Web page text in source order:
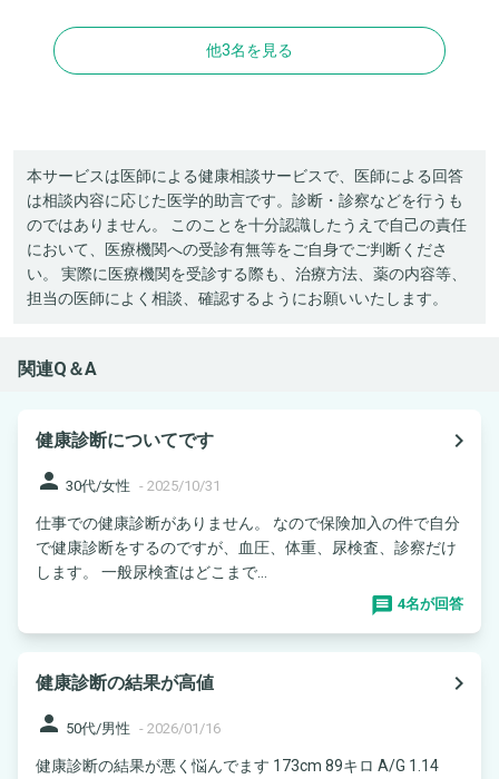
他3名を見る
本サービスは医師による健康相談サービスで、医師による回答
は相談内容に応じた医学的助言です。診断・診察などを行うも
のではありません。 このことを十分認識したうえで自己の責任
において、医療機関への受診有無等をご自身でご判断くださ
い。 実際に医療機関を受診する際も、治療方法、薬の内容等、
担当の医師によく相談、確認するようにお願いいたします。
関連Q＆A
健康診断についてです
navigate_next
person 30代/女性 - 2025/10/31
仕事での健康診断がありません。 なので保険加入の件で自分
で健康診断をするのですが、血圧、体重、尿検査、診察だけ
します。 一般尿検査はどこまで...
4名が回答
健康診断の結果が高値
navigate_next
person 50代/男性 - 2026/01/16
健康診断の結果が悪く悩んでます 173cm 89キロ A/G 1.14